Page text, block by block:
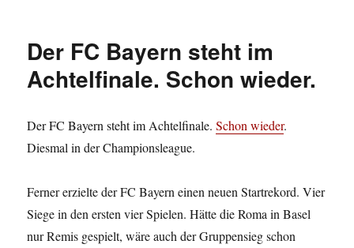
Glas.
Halbleer.
Der FC Bayern steht im
Achtelfinale. Schon wieder.
Der FC Bayern steht im Achtelfinale.Schon wieder.
Diesmal in der Championsleague.
Ferner erzielte der FC Bayern einen neuen Startrekord. Vier
Siege in den ersten vier Spielen. Hätte die Roma in Basel
nur Remis gespielt, wäre auch der Gruppensieg schon